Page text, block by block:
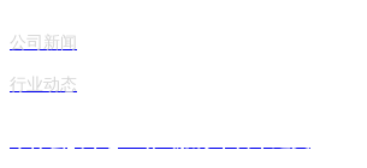
公司新闻
行业动态